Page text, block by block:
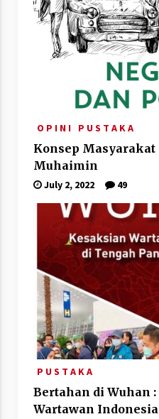
O P I N I P U S T A K A
Konsep Masyarakat
Muhaimin
July 2, 2022 49
P U S T A K A
Bertahan di Wuhan
Wartawan